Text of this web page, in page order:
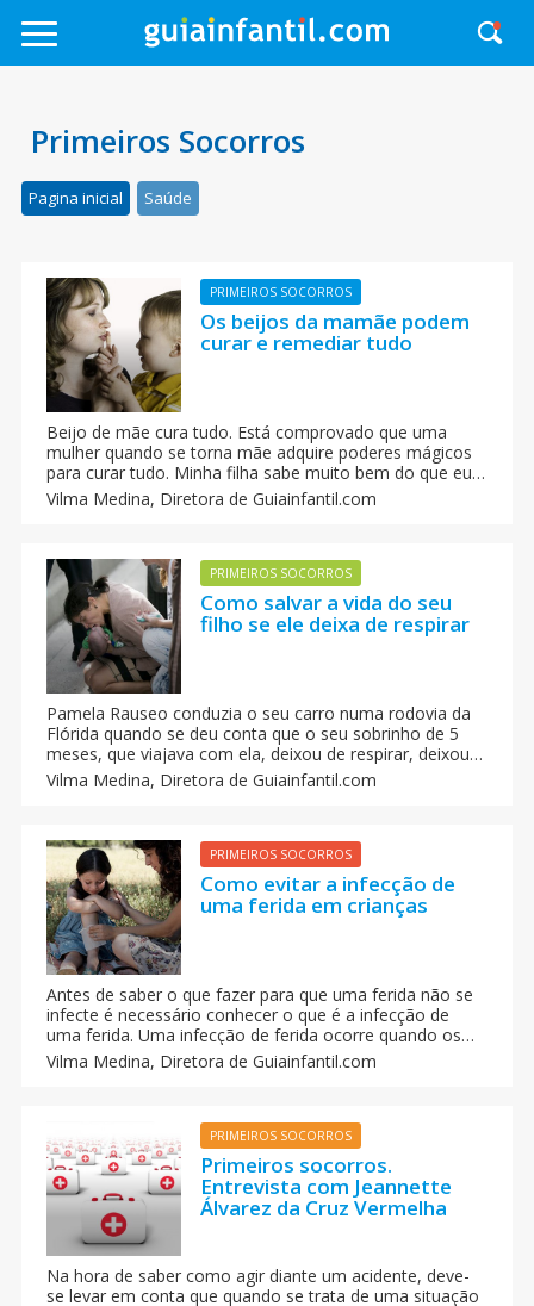
Primeiros Socorros
Pagina inicial Saúde
PRIMEIROS SOCORROS
Os beijos da mamãe podem
curar e remediar tudo
Beijo de mãe cura tudo. Está comprovado que uma
mulher quando se torna mãe adquire poderes mágicos
para curar tudo. Minha filha sabe muito bem do que eu
estou falando. Quando ela caía e se feria bastava um
beijo que tudo passava rapidinho, como num truque de
mágicas com efeitos imediatos.
Vilma Medina, Diretora de Guiainfantil.com
PRIMEIROS SOCORROS
Como salvar a vida do seu
filho se ele deixa de respirar
Pamela Rauseo conduzia o seu carro numa rodovia da
Flórida quando se deu conta que o seu sobrinho de 5
meses, que viajava com ela, deixou de respirar, deixou
de chorar e começou a ficar azul, estava cianótico. Um
excesso de mucos nas vias respiratórias fez com que o
salvou a vida. Ela deu ao bebê o que se conhece como
‘o beijo da vida’.
Vilma Medina, Diretora de Guiainfantil.com
PRIMEIROS SOCORROS
Como evitar a infecção de
uma ferida em crianças
Antes de saber o que fazer para que uma ferida não se
infecte é necessário conhecer o que é a infecção de
uma ferida. Uma infecção de ferida ocorre quando os
micróbios se instalam na incisão da pele. Essas bactérias
se alojam nos tecidos impedindo que a ferida cure
Vilma Medina, Diretora de Guiainfantil.com
PRIMEIROS SOCORROS
Primeiros socorros.
Entrevista com Jeannette
Álvarez da Cruz Vermelha
Na hora de saber como agir diante um acidente, deve-
se levar em conta que quando se trata de uma situação